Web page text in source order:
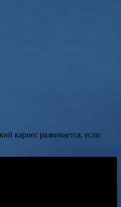
кариес развивается, если